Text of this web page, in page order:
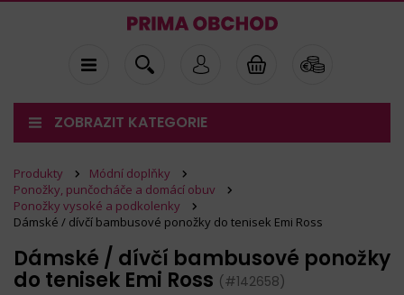
ZOBRAZIT KATEGORIE
Produkty
Módní doplňky
Ponožky, punčocháče a domácí obuv
Ponožky vysoké a podkolenky
Dámské / dívčí bambusové ponožky do tenisek Emi Ross
Dámské / dívčí bambusové ponožky
do tenisek Emi Ross (#142658)